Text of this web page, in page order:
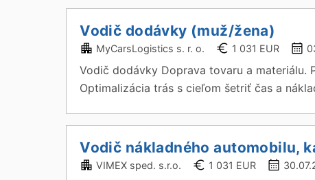
Vodič dodávky (muž/žena)
MyCarsLogistics s. r. o. 1 031 EUR
Vodič dodávky Doprava tovaru a materiálu.
Optimalizácia trás s cieľom šetriť čas a
Vodič nákladného automobilu,
VIMEX sped. s.r.o. 1 031 EUR